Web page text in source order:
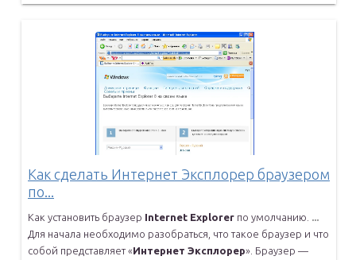
Как сделать Интернет Эксплорер браузером
по...
Как установить браузер Internet Explorer по умолчанию.
Для начала необходимо разобраться, что такое браузер и что
собой представляет «Интернет Эксплорер». Браузер —